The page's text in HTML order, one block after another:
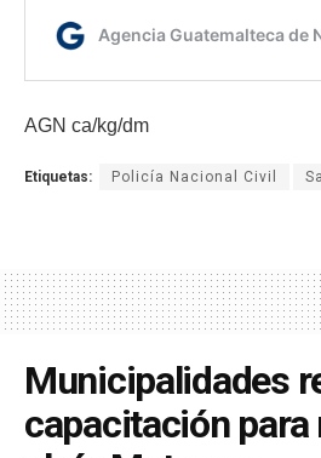
AGN ca/kg/dm
Etiquetas: Policía Nacional Civil
Municipalidades
capacitación para